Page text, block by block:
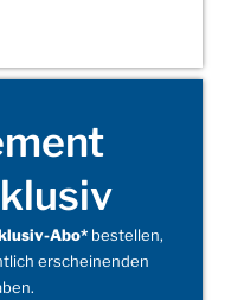
Abo*bestellen,
erscheinenden